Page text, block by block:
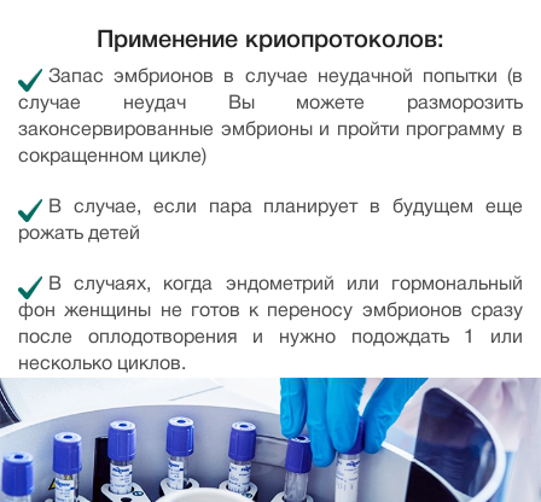
Применение криопротоколов:
Запас эмбрионов в случае неудачной попытки (в
случае неудач Вы можете разморозить
законсервированные эмбрионы и пройти программу в
сокращенном цикле)
В случае, если пара планирует в будущем еще
рожать детей
В случаях, когда эндометрий или гормональный
фон женщины не готов к переносу эмбрионов сразу
после оплодотворения и нужно подождать 1 или
несколько циклов.